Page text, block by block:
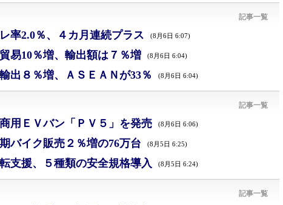
記事一覧
率2.0％、４カ月連続プラス (8月6日 6:07)
易10％増、輸出額は７％増 (8月6日 6:04)
出８％増、ＡＳＥＡＮが33％ (8月6日 6:04)
記事一覧
用ＥＶバン「ＰＶ５」を発売 (8月6日 6:06)
バイク販売２％増の76万台 (8月5日 6:25)
支援、５種類の安全規格導入 (8月5日 6:24)
記事一覧